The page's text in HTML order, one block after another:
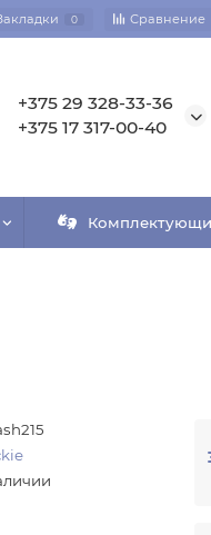
0 Сравнение
+375 29 328-33-36
+375 17 317-00-40